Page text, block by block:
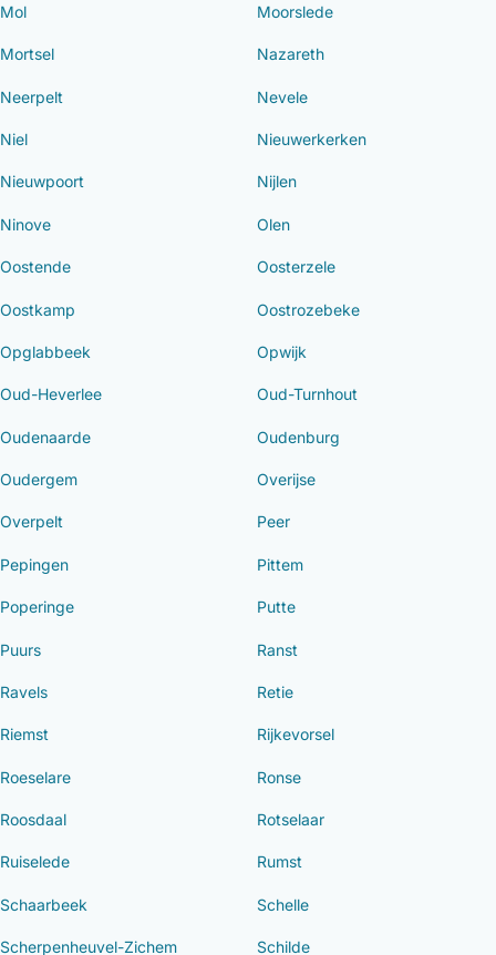
Mol Moorslede
Mortsel Nazareth
Neerpelt Nevele
Niel Nieuwerkerken
Nieuwpoort Nijlen
Ninove Olen
Oostende Oosterzele
Oostkamp Oostrozebeke
Opglabbeek Opwijk
Oud-Heverlee Oud-Turnhout
Oudenaarde Oudenburg
Oudergem Overijse
Overpelt Peer
Pepingen Pittem
Poperinge Putte
Puurs Ranst
Ravels Retie
Riemst Rijkevorsel
Roeselare Ronse
Roosdaal Rotselaar
Ruiselede Rumst
Schaarbeek Schelle
Scherpenheuvel-Zichem Schilde